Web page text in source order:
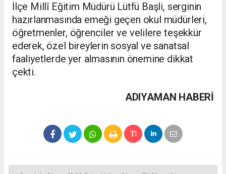
İlçe Millî Eğitim Müdürü Lütfü Başli, serginin
hazırlanmasında emeği geçen okul müdürleri,
öğretmenler, öğrenciler ve velilere teşekkür
ederek, özel bireylerin sosyal ve sanatsal
faaliyetlerde yer almasının önemine dikkat
çekti.
ADIYAMAN HABERİ